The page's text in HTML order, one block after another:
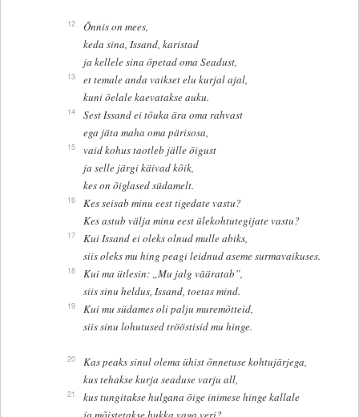
12
Õnnis on mees,
keda sina, Issand, karistad
ja kellele sina õpetad oma Seadust,
13
et temale anda vaikset elu kurjal ajal,
kuni õelale kaevatakse auku.
14
Sest Issand ei tõuka ära oma rahvast
ega jäta maha oma pärisosa,
15
vaid kohus taotleb jälle õigust
ja selle järgi käivad kõik,
kes on õiglased südamelt.
16
Kes seisab minu eest tigedate vastu?
Kes astub välja minu eest ülekohtutegijate vastu?
17
Kui Issand ei oleks olnud mulle abiks,
siis oleks mu hing peagi leidnud aseme surmavaikuses.
18
Kui ma ütlesin: „Mu jalg vääratab”,
siis sinu heldus, Issand, toetas mind.
19
Kui mu südames oli palju muremõtteid,
siis sinu lohutused trööstisid mu hinge.
20
Kas peaks sinul olema ühist õnnetuse kohtujärjega,
kus tehakse kurja seaduse varju all,
21
kus tungitakse hulgana õige inimese hinge kallale